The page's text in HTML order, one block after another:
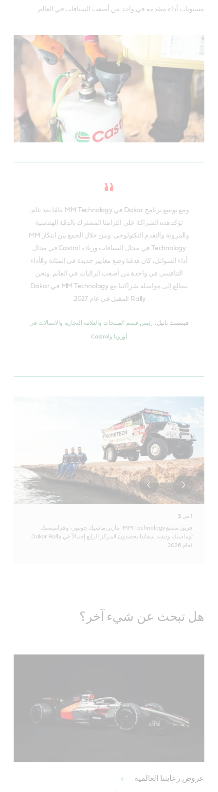
مستويات أداء متقدمة في واحد من أصعب السباقات في العالم.
ومع توسع برنامج Dakar في MM Technology عامًا بعد عام،
تؤكد هذه الشراكة على التزامنا المشترك بالدقة الهندسية
والمرونة والتقدم التكنولوجي. ومن خلال الجمع بين ابتكار MM
Technology في مجال السباقات وريادة Castrol في مجال
أداء السوائل، كان هدفنا وضع معايير جديدة في المتانة والأداء
التنافسي في واحدة من أصعب الراليات في العالم. ونحن
نتطلع إلى مواصلة شراكتنا مع MM Technology في Dakar
Rally المقبل في عام 2027.
فينسنت بانيل، رئيس قسم المنتجات والعلامة التجارية والاتصالات في
أوروبا وCastrol
1 من 5
فريق مصنع MM Technology: مارتن ماسيك جونيور، وفرانتيسيك
توماسيك وديفيد سفاندا يحصدون المركز الرابع إجمالاً في Dakar Rally
لعام 2026.
هل تبحث عن شيء آخر؟
عروض رعايتنا العالمية